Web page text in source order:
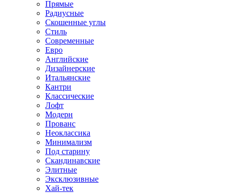
Прямые
Радиусные
Скошенные углы
Стиль
Современные
Евро
Английские
Дизайнерские
Итальянские
Кантри
Классические
Лофт
Модерн
Прованс
Неоклассика
Минимализм
Под старину
Скандинавские
Элитные
Эксклюзивные
Хай-тек